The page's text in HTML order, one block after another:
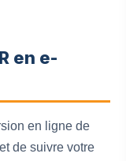
en e-
en ligne de
de suivre votre